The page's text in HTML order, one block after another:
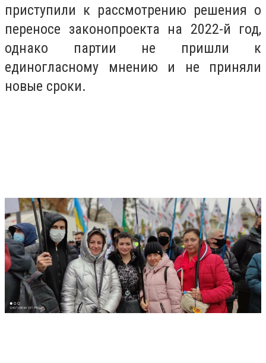
приступили к рассмотрению решения о
переносе законопроекта на 2022-й год,
однако партии не пришли к
единогласному мнению и не приняли
новые сроки.